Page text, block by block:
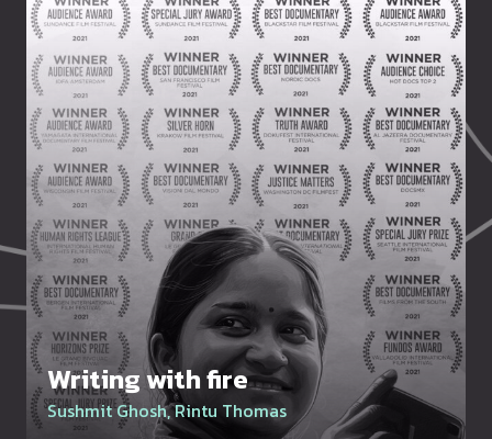
Writing with fire
Sushmit Ghosh, Rintu Thomas